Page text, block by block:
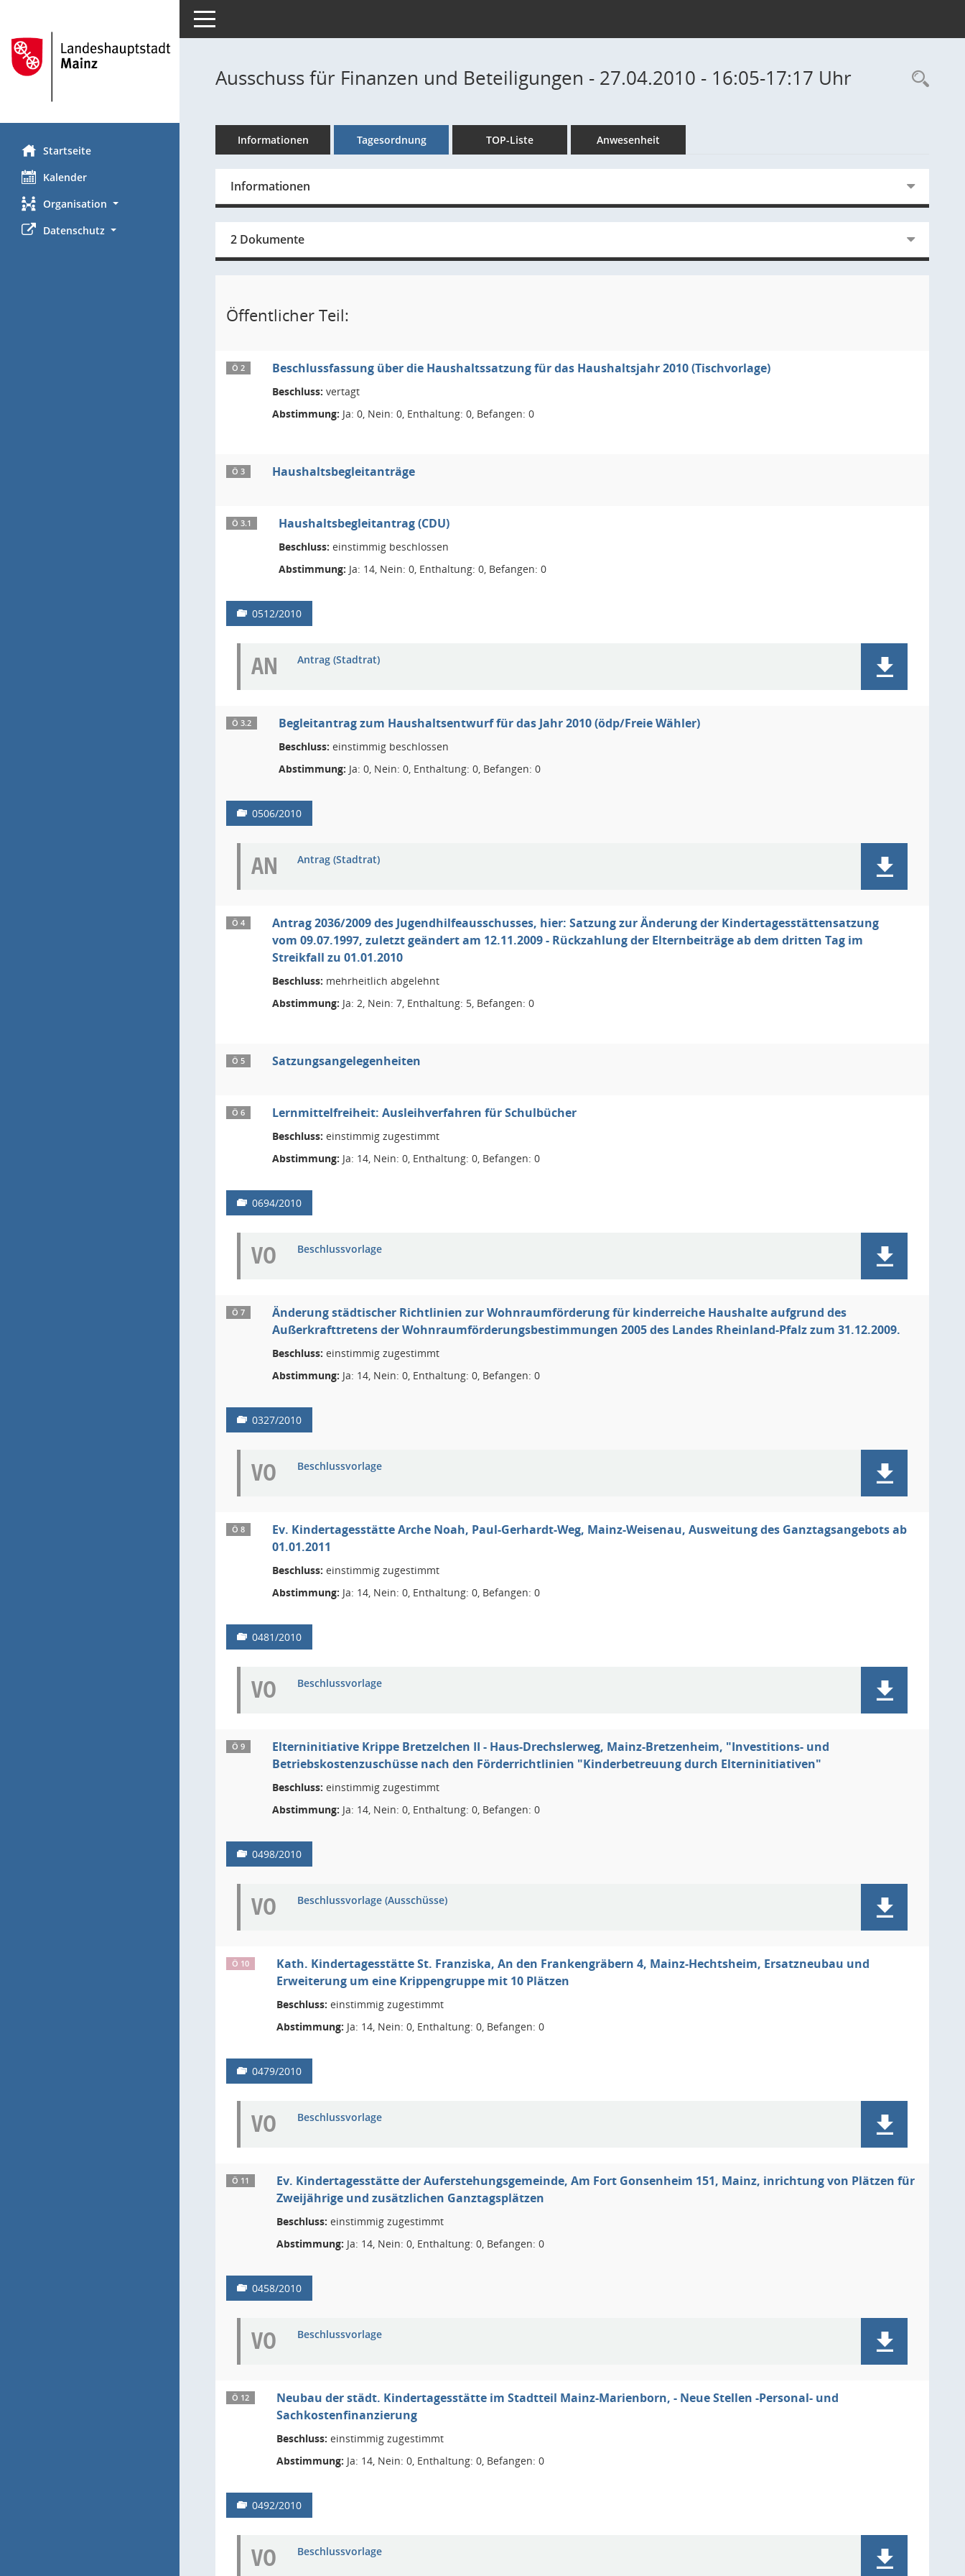
Startseite
Kalender
Organisation
Datenschutz
Toggle navigation
Ausschuss für Finanzen und Beteiligungen - 27.04.2010 - 16:05-17:17 Uhr
Informationen Tagesordnung TOP-Liste Anwesenheit
Informationen
2 Dokumente
Öffentlicher Teil:
Ö 2 Beschlussfassung über die Haushaltssatzung für das Haushaltsjahr 2010 (Tischvorlage)
Beschluss: vertagt
Abstimmung: Ja: 0, Nein: 0, Enthaltung: 0, Befangen: 0
Ö 3 Haushaltsbegleitanträge
Ö 3.1 Haushaltsbegleitantrag (CDU)
Beschluss: einstimmig beschlossen
Abstimmung: Ja: 14, Nein: 0, Enthaltung: 0, Befangen: 0
0512/2010
AN Antrag (Stadtrat)
Ö 3.2 Begleitantrag zum Haushaltsentwurf für das Jahr 2010 (ödp/Freie Wähler)
Beschluss: einstimmig beschlossen
Abstimmung: Ja: 0, Nein: 0, Enthaltung: 0, Befangen: 0
0506/2010
AN Antrag (Stadtrat)
Ö 4
Antrag 2036/2009 des Jugendhilfeausschusses, hier: Satzung zur Änderung der Kindertagesstättensatzung
vom 09.07.1997, zuletzt geändert am 12.11.2009 - Rückzahlung der Elternbeiträge ab dem dritten Tag im
Streikfall zu 01.01.2010
Beschluss: mehrheitlich abgelehnt
Abstimmung: Ja: 2, Nein: 7, Enthaltung: 5, Befangen: 0
Ö 5 Satzungsangelegenheiten
Ö 6 Lernmittelfreiheit: Ausleihverfahren für Schulbücher
Beschluss: einstimmig zugestimmt
Abstimmung: Ja: 14, Nein: 0, Enthaltung: 0, Befangen: 0
0694/2010
VO Beschlussvorlage
Ö 7
Änderung städtischer Richtlinien zur Wohnraumförderung für kinderreiche Haushalte aufgrund des
Außerkrafttretens der Wohnraumförderungsbestimmungen 2005 des Landes Rheinland-Pfalz zum 31.12.2009.
Beschluss: einstimmig zugestimmt
Abstimmung: Ja: 14, Nein: 0, Enthaltung: 0, Befangen: 0
0327/2010
VO Beschlussvorlage
Ö 8
Ev. Kindertagesstätte Arche Noah, Paul-Gerhardt-Weg, Mainz-Weisenau, Ausweitung des Ganztagsangebots ab
01.01.2011
Beschluss: einstimmig zugestimmt
Abstimmung: Ja: 14, Nein: 0, Enthaltung: 0, Befangen: 0
0481/2010
VO Beschlussvorlage
Ö 9
Elterninitiative Krippe Bretzelchen II - Haus-Drechslerweg, Mainz-Bretzenheim, "Investitions- und
Betriebskostenzuschüsse nach den Förderrichtlinien "Kinderbetreuung durch Elterninitiativen"
Beschluss: einstimmig zugestimmt
Abstimmung: Ja: 14, Nein: 0, Enthaltung: 0, Befangen: 0
0498/2010
VO Beschlussvorlage (Ausschüsse)
Ö 10
Kath. Kindertagesstätte St. Franziska, An den Frankengräbern 4, Mainz-Hechtsheim, Ersatzneubau und
Erweiterung um eine Krippengruppe mit 10 Plätzen
Beschluss: einstimmig zugestimmt
Abstimmung: Ja: 14, Nein: 0, Enthaltung: 0, Befangen: 0
0479/2010
VO Beschlussvorlage
Ö 11
Ev. Kindertagesstätte der Auferstehungsgemeinde, Am Fort Gonsenheim 151, Mainz, inrichtung von Plätzen für
Zweijährige und zusätzlichen Ganztagsplätzen
Beschluss: einstimmig zugestimmt
Abstimmung: Ja: 14, Nein: 0, Enthaltung: 0, Befangen: 0
0458/2010
VO Beschlussvorlage
Ö 12
Neubau der städt. Kindertagesstätte im Stadtteil Mainz-Marienborn, - Neue Stellen -Personal- und
Sachkostenfinanzierung
Beschluss: einstimmig zugestimmt
Abstimmung: Ja: 14, Nein: 0, Enthaltung: 0, Befangen: 0
0492/2010
VO Beschlussvorlage